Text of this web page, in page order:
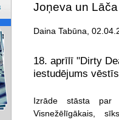
Joņeva un
Daina Tabūna,
18. aprīlī "Dirty
iestudējums
Izrāde stāsta par
Visnežēlīgākais,